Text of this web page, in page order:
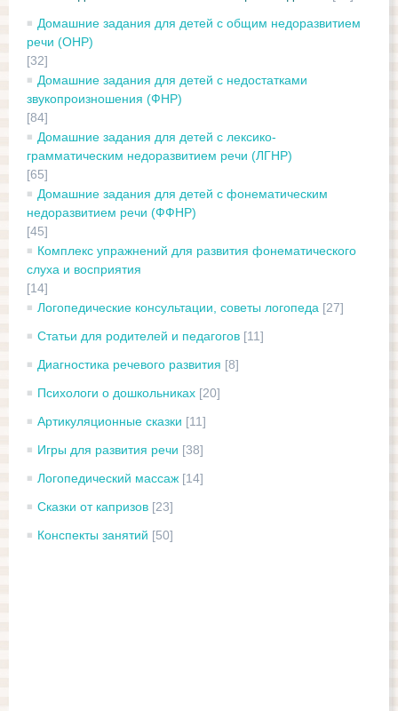
Домашние задания для детей с общим недоразвитием
речи (ОНР)
[32]
Домашние задания для детей с недостатками
звукопроизношения (ФНР)
[84]
Домашние задания для детей с лексико-
грамматическим недоразвитием речи (ЛГНР)
[65]
Домашние задания для детей с фонематическим
недоразвитием речи (ФФНР)
[45]
Комплекс упражнений для развития фонематического
слуха и восприятия
[14]
Логопедические консультации, советы логопеда [27]
Статьи для родителей и педагогов [11]
Диагностика речевого развития [8]
Психологи о дошкольниках [20]
Артикуляционные сказки [11]
Игры для развития речи [38]
Логопедический массаж [14]
Сказки от капризов [23]
Конспекты занятий [50]